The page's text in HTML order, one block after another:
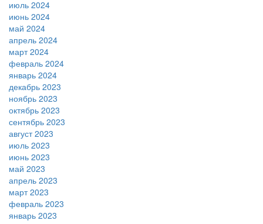
июль 2024
июнь 2024
май 2024
апрель 2024
март 2024
февраль 2024
январь 2024
декабрь 2023
ноябрь 2023
октябрь 2023
сентябрь 2023
август 2023
июль 2023
июнь 2023
май 2023
апрель 2023
март 2023
февраль 2023
январь 2023